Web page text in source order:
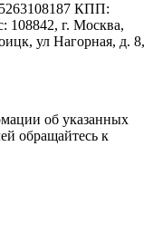
КПП:
108842, г. Москва,
ул Нагорная, д. 8,
об указанных
обращайтесь к